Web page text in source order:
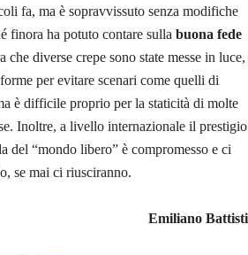
fa, ma è sopravvissuto senza modifiche
finora ha potuto contare sulla buona fede
che diverse crepe sono state messe in luce,
per evitare scenari come quelli di
è difficile proprio per la staticità di molte
Inoltre, a livello internazionale il prestigio
del “mondo libero” è compromesso e ci
se mai ci riusciranno.
Emiliano Battisti